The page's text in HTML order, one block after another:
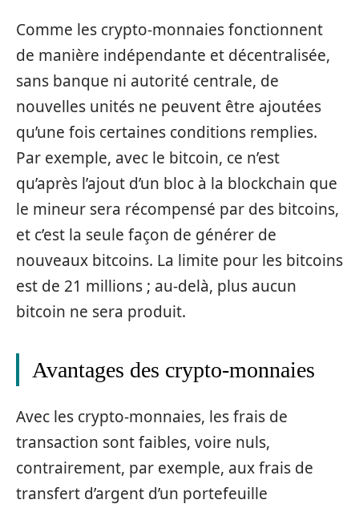
Comme les crypto-monnaies fonctionnent
de manière indépendante et décentralisée,
sans banque ni autorité centrale, de
nouvelles unités ne peuvent être ajoutées
qu’une fois certaines conditions remplies.
Par exemple, avec le bitcoin, ce n’est
qu’après l’ajout d’un bloc à la blockchain que
le mineur sera récompensé par des bitcoins,
et c’est la seule façon de générer de
nouveaux bitcoins. La limite pour les bitcoins
est de 21 millions ; au-delà, plus aucun
bitcoin ne sera produit.
Avantages des crypto-monnaies
Avec les crypto-monnaies, les frais de
transaction sont faibles, voire nuls,
contrairement, par exemple, aux frais de
transfert d’argent d’un portefeuille